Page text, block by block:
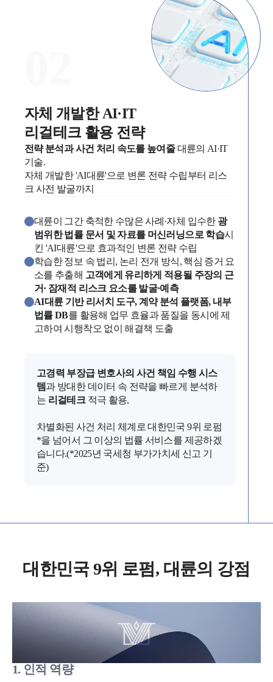
고객의 소리
통합검색
AI대륜
업무사례
사례분석/최신동향
법률정보
법률지식인
고객후기
가사그룹 업무
전체
상속재산계산기(법정상속분)
구성원 소개
가사·상속전문변호사
언론보도
공지사항
법률 블로그
법률서식
뉴스레터/브로슈어
세미나
자체 개발한 AI·IT
리걸테크 활용 전략
전략 분석과 사건 처리 속도를 높여줄 대륜의 AI·IT
기술.
자체 개발한 'AI대륜'으로 변론 전략 수립부터 리스
대륜이 그간 축적한 수많은 사례·자체 입수한 광
범위한 법률 문서 및 자료를 머신러닝으로 학습시
킨 'AI대륜'으로 효과적인 변론 전략 수립
학습한 정보 속 법리, 논리 전개 방식, 핵심 증거 요
소를 추출해 고객에게 유리하게 적용될 주장의 근
거· 잠재적 리스크 요소를 발굴·예측
AI대륜 기반 리서치 도구, 계약 분석 플랫폼, 내부
법률 DB를 활용해 업무 효율과 품질을 동시에 제
고하여 시행착오 없이 해결책 도출
고경력 부장급 변호사의 사건 책임 수행 시스
템과 방대한 데이터 속 전략을 빠르게 분석하
는 리걸테크적극 활용,
차별화된 사건 처리 체계로 대한민국 9위 로펌
*을 넘어서 그 이상의 법률 서비스를 제공하겠
습니다.(*2025년 국세청 부가가치세 신고 기
준)
대한민국 9위 로펌, 대륜의 강점
1. 인적 역량